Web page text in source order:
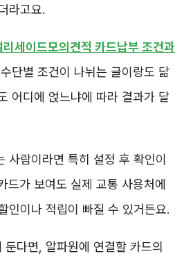
라고요.
세이드모의견적 카드납부 조건과
단별 조건이 나뉘는 글이랑도 닮
어디에 얹느냐에 따라 결과가 달
사람이라면 특히 설정 후 확인이
드가 보여도 실제 교통 사용처에
인이나 적립이 빠질 수 있거든요.
다면, 알파원에 연결할 카드의